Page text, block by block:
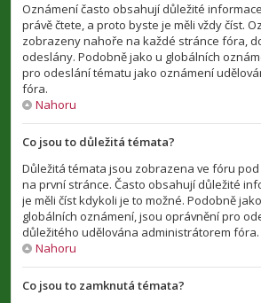
Oznámení často obsahují důležité
právě čtete, a proto byste je měli vždy číst.
zobrazeny nahoře na každé stránce fóra,
odeslány. Podobně jako u globálních
pro odeslání tématu jako oznámení
fóra.
Nahoru
Co jsou to důležitá témata?
Důležitá témata jsou zobrazena ve fóru
na první stránce. Často obsahují důležité
je měli číst kdykoli je to možné. Podobně
globálních oznámení, jsou oprávnění pro
důležitého udělována administrátorem fóra.
Nahoru
Co jsou to zamknutá témata?